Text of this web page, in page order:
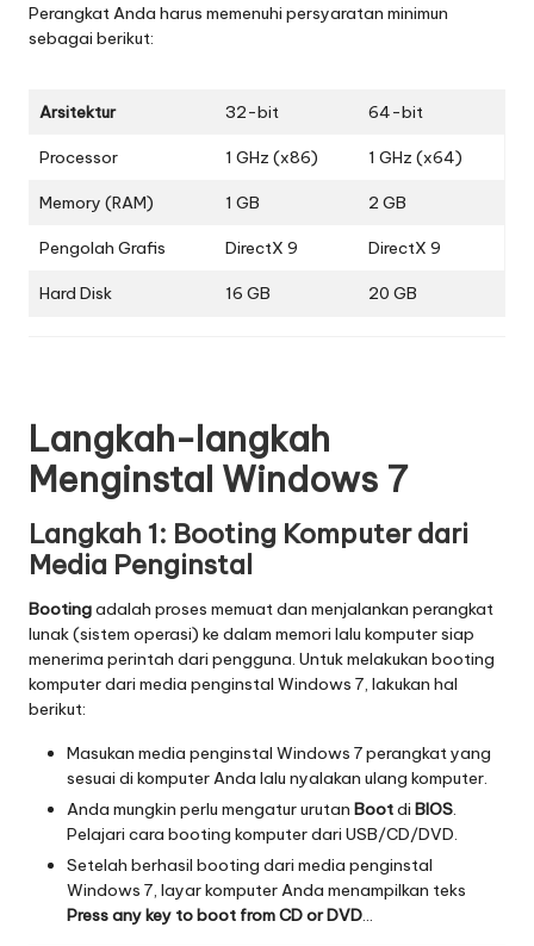
Perangkat Anda harus memenuhi persyaratan minimun
sebagai berikut:
Arsitektur 32-bit 64-bit
Processor 1 GHz (x86) 1 GHz (x64)
Memory (RAM) 1 GB 2 GB
Pengolah Grafis DirectX 9 DirectX 9
Hard Disk 16 GB 20 GB
Langkah-langkah
Menginstal Windows 7
Langkah 1: Booting Komputer dari
Media Penginstal
Bootingadalah proses memuat dan menjalankan perangkat
lunak (sistem operasi) ke dalam memori lalu komputer siap
menerima perintah dari pengguna. Untuk melakukan booting
komputer dari media penginstal Windows 7, lakukan hal
berikut:
Masukan media penginstal Windows 7 perangkat yang
sesuai di komputer Anda lalu nyalakan ulang komputer.
Anda mungkin perlu mengatur urutan Bootdi BIOS.
Pelajari cara booting komputer dari USB/CD/DVD.
Setelah berhasil booting dari media penginstal
Windows 7, layar komputer Anda menampilkan teks
Press any key to boot from CD or DVD…